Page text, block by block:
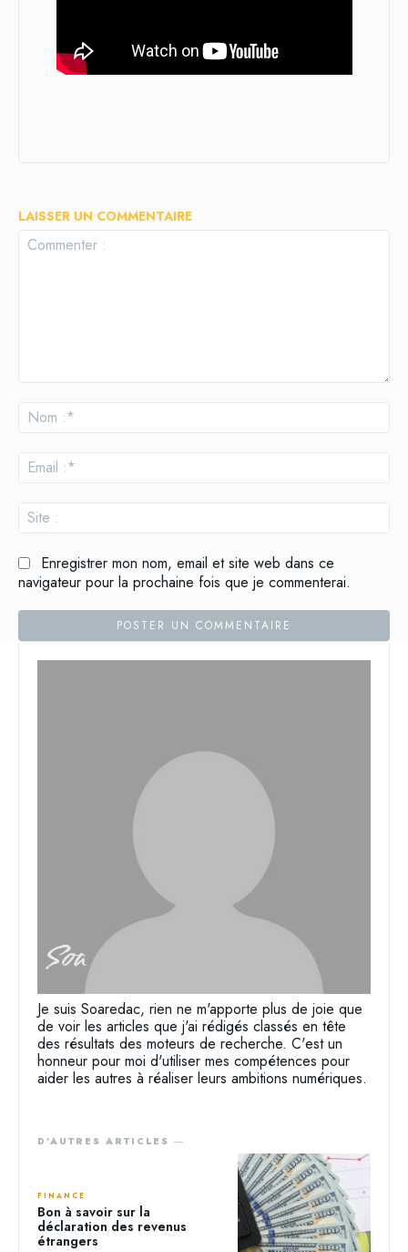
LAISSER UN COMMENTAIRE
Enregistrer mon nom, email et site web dans ce
navigateur pour la prochaine fois que je commenterai.
Soa
Je suis Soaredac, rien ne m'apporte plus de joie que
de voir les articles que j'ai rédigés classés en tête
des résultats des moteurs de recherche. C'est un
honneur pour moi d'utiliser mes compétences pour
aider les autres à réaliser leurs ambitions numériques.
D'AUTRES ARTICLES ―
FINANCE
Bon à savoir sur la
déclaration des revenus
étrangers